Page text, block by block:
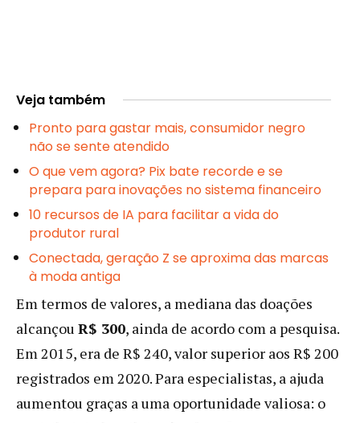
Veja também
Pronto para gastar mais, consumidor negro
não se sente atendido
O que vem agora? Pix bate recorde e se
prepara para inovações no sistema financeiro
10 recursos de IA para facilitar a vida do
produtor rural
Conectada, geração Z se aproxima das marcas
à moda antiga
Em termos de valores, a mediana das doações
alcançou R$ 300, ainda de acordo com a pesquisa.
Em 2015, era de R$ 240, valor superior aos R$ 200
registrados em 2020. Para especialistas, a ajuda
aumentou graças a uma oportunidade valiosa: o